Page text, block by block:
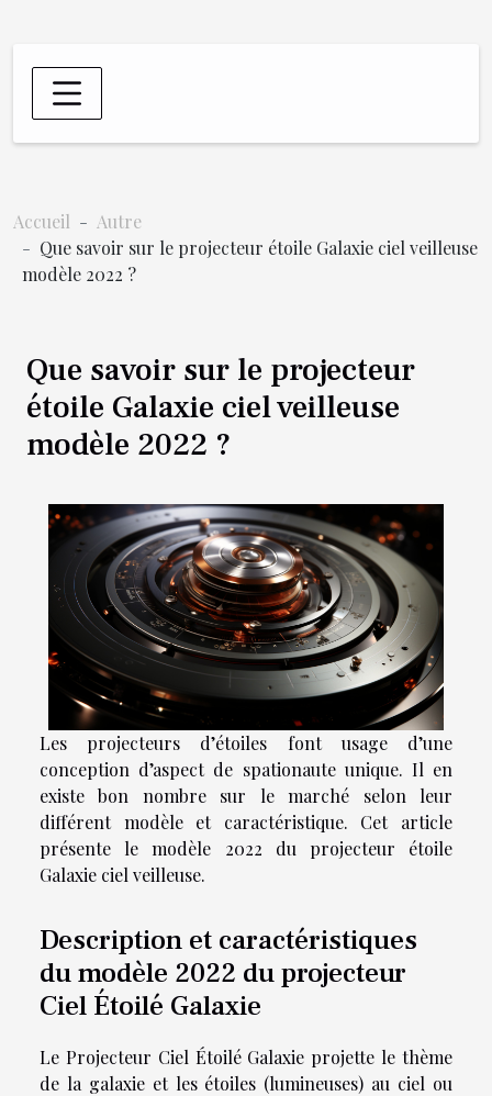
Accueil
Autre
Que savoir sur le projecteur étoile Galaxie ciel veilleuse
modèle 2022 ?
Que savoir sur le projecteur
étoile Galaxie ciel veilleuse
modèle 2022 ?
Les projecteurs d’étoiles font usage d’une
conception d’aspect de spationaute unique. Il en
existe bon nombre sur le marché selon leur
différent modèle et caractéristique. Cet article
présente le modèle 2022 du projecteur étoile
Galaxie ciel veilleuse.
Description et caractéristiques
du modèle 2022 du projecteur
Ciel Étoilé Galaxie
Le Projecteur Ciel Étoilé Galaxie projette le thème
de la galaxie et les étoiles (lumineuses) au ciel ou